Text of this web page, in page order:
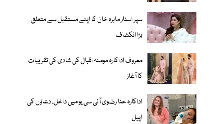
سپر اسٹار ماہرہ خان کا اپنے مستقبل سے متعلق
بڑا انکشاف
معروف اداکارہ مومنہ اقبال کی شادی کی تقریبات
کا آغاز
اداکارہ حنا رضوی آئی سی یو میں داخل، دعاؤں کی
اپیل